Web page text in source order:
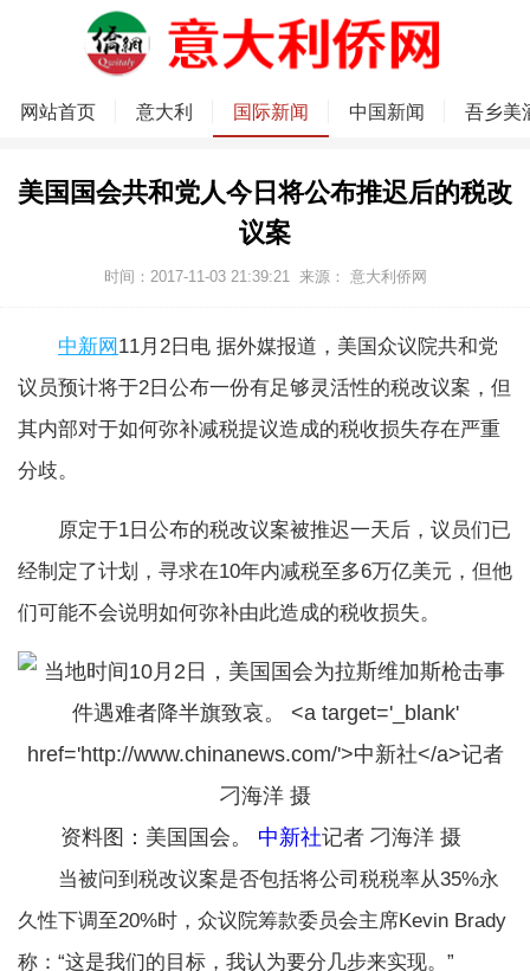
网站首页 意大利 国际新闻 中国新闻 吾乡美
美国国会共和党人今日将公布推迟后的税改
议案
时间：2017-11-03 21:39:21 来源： 意大利侨网
中新网 11月2日电 据外媒报道，美国众议院共和党
议员预计将于2日公布一份有足够灵活性的税改议案，但
其内部对于如何弥补减税提议造成的税收损失存在严重
分歧。
原定于1日公布的税改议案被推迟一天后，议员们已
经制定了计划，寻求在10年内减税至多6万亿美元，但他
们可能不会说明如何弥补由此造成的税收损失。
资料图：美国国会。 中新社记者 刁海洋 摄
当被问到税改议案是否包括将公司税税率从35%永
久性下调至20%时，众议院筹款委员会主席Kevin Brady
称：“这是我们的目标，我认为要分几步来实现。”